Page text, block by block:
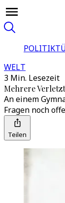
POLITIK
WELT
3 Min. Lesezeit
Mehrere
An einem
Fragen noch
Teilen